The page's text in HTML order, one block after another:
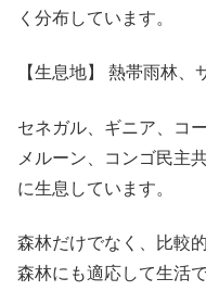
く分布しています。
【生息地】 熱帯雨林
セネガル、ギニア、コ
メルーン、コンゴ民主
に生息しています。
森林だけでなく、比較
森林にも適応して生活